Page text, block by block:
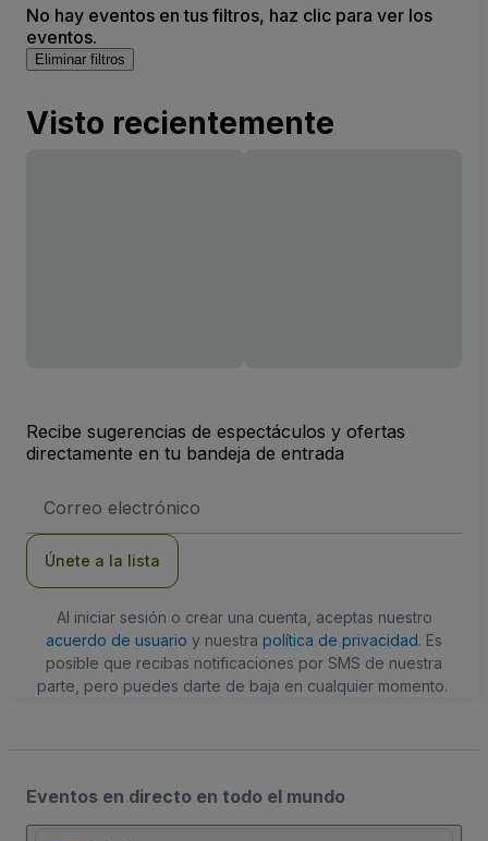
No hay eventos en tus filtros, haz clic para ver los
eventos.
Eliminar filtros
Visto recientemente
Recibe sugerencias de espectáculos y ofertas
directamente en tu bandeja de entrada
de
Únete a la lista
Al iniciar sesión o crear una cuenta, aceptas nuestro
acuerdo de usuario y nuestra política de privacidad. Es
posible que recibas notificaciones por SMS de nuestra
parte, pero puedes darte de baja en cualquier momento.
Eventos en directo en todo el mundo